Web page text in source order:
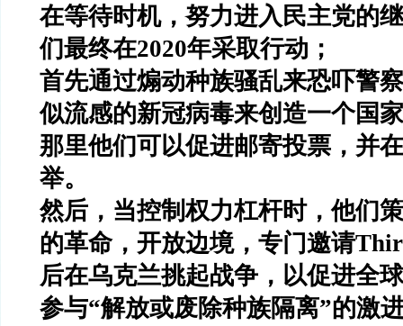
在等待时机，努力进入民主党的
们最终在2020年采取行动；
首先通过煽动种族骚乱来恐吓警
似流感的新冠病毒来创造一个国
那里他们可以促进邮寄投票，并
举。
然后，当控制权力杠杆时，他们
的革命，开放边境，专门邀请
后在乌克兰挑起战争，以促进全
参与“解放或废除种族隔离”的激